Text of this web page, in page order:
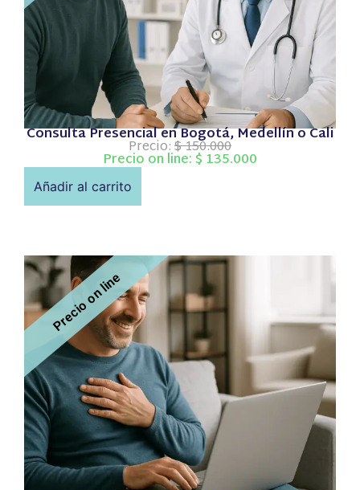
Consulta Presencial en Bogotá, Medellín o Cali
Precio:$150.000
Precio on line:$ 135.000
Añadir al carrito
Precio on line